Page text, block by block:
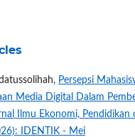
Persepsi
Media Digital Dalam
Ilmu Ekonomi, Pendidikan
IDENTIK - Mei